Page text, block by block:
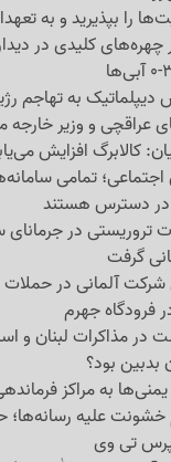
را بپذیرید و به
کلیدی در
دیپلماتیک به تهاجم
عراقچی و وزیر خارجه
کالابرگ افزایش
اجتماعی؛ تمامی
در دسترس هستند
تروریستی در
گرفت
شرکت آلمانی در
فرودگاه جهرم
در مذاکرات لبنان و
بدبین بود؟
به مراکز
خشونت علیه
پرس تی وی